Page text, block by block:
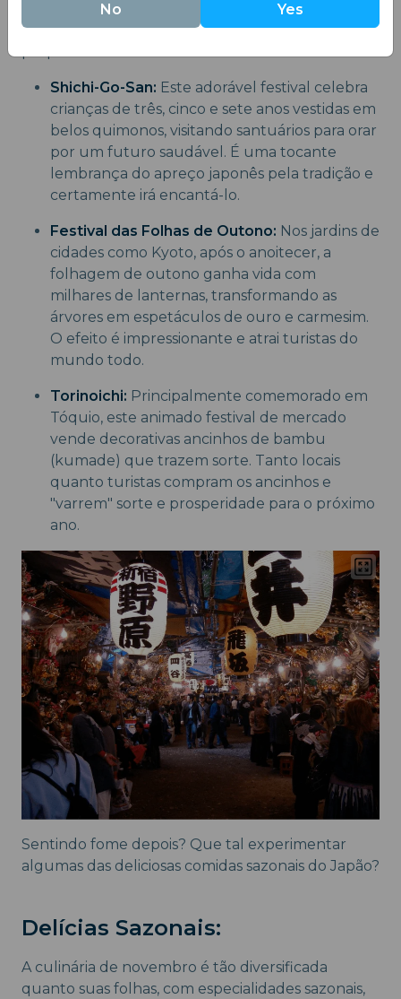
Novembro está repleto de eventos que
Shichi-Go-San: Este adorável festival celebra
crianças de três, cinco e sete anos vestidas em
belos quimonos, visitando santuários para orar
por um futuro saudável. É uma tocante
lembrança do apreço japonês pela tradição e
certamente irá encantá-lo.
Festival das Folhas de Outono: Nos jardins de
cidades como Kyoto, após o anoitecer, a
folhagem de outono ganha vida com
milhares de lanternas, transformando as
árvores em espetáculos de ouro e carmesim.
O efeito é impressionante e atrai turistas do
mundo todo.
Torinoichi: Principalmente comemorado em
Tóquio, este animado festival de mercado
vende decorativas ancinhos de bambu
(kumade) que trazem sorte. Tanto locais
quanto turistas compram os ancinhos e
"varrem" sorte e prosperidade para o próximo
ano.
Sentindo fome depois? Que tal experimentar
algumas das deliciosas comidas sazonais do Japão?
Delícias Sazonais:
A culinária de novembro é tão diversificada
quanto suas folhas, com especialidades sazonais,
No Yes